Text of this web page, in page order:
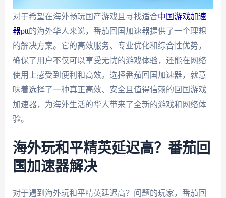
对于希望在海外畅玩国产游戏且寻找适合中国游戏加速
器ptt的海外华人来说，番茄回国加速器提供了一个理想
的解决方案。它的高效服务、专业优化和综合性优势，
确保了用户不仅可以享受无忧的游戏体验，还能在网络
使用上感受到便利和高效。选择番茄回国加速器，就意
味着选择了一种真正高效、安全且值得信赖的回国游戏
加速器，为海外生活的华人带来了全新的游戏和网络体
验。
海外玩和平精英延迟高？番茄回
国加速器解决
对于遇到海外玩和平精英延迟高？问题的玩家，番茄回